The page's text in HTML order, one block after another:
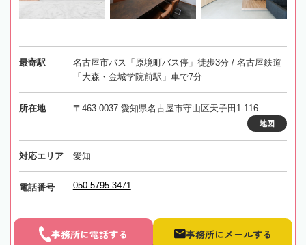
最寄駅
名古屋市バス「原境町バス停」徒歩3分 / 名古屋鉄道
「大森・金城学院前駅」車で7分
所在地 〒463-0037 愛知県名古屋市守山区天子田1-116
地図
対応エリア 愛知
電話番号 050-5795-3471
事務所に電話する 事務所にメールする